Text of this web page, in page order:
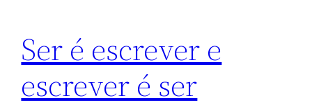
Ser é escrever e
escrever é ser